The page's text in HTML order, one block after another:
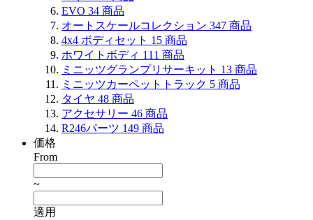
EVO 34 商品
オートスケールコレクション 347 商品
4x4 ボディセット 15 商品
ホワイトボディ 111 商品
ミニッツグランプリサーキット 13 商品
ミニッツカーペットトラック 5 商品
タイヤ 48 商品
アクセサリー 46 商品
R246パーツ 149 商品
価格
From
~
適用